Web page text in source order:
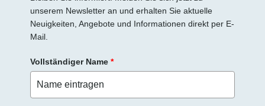
unserem Newsletter an und erhalten Sie aktuelle
Neuigkeiten, Angebote und Informationen direkt per E-
Mail.
Vollständiger Name *